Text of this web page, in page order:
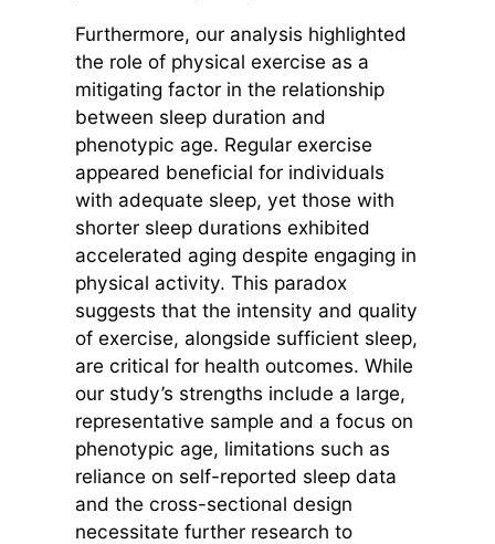
Furthermore, our analysis highlighted
the role of physical exercise as a
mitigating factor in the relationship
between sleep duration and
phenotypic age. Regular exercise
appeared beneficial for individuals
with adequate sleep, yet those with
shorter sleep durations exhibited
accelerated aging despite engaging in
physical activity. This paradox
suggests that the intensity and quality
of exercise, alongside sufficient sleep,
are critical for health outcomes. While
our study’s strengths include a large,
representative sample and a focus on
phenotypic age, limitations such as
reliance on self-reported sleep data
and the cross-sectional design
necessitate further research to